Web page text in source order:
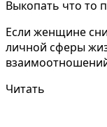
Выкопать что то
Если женщине
личной сферы
Читать